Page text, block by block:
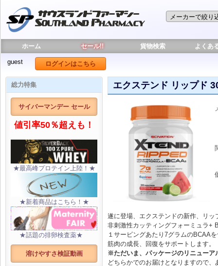
ホーム セール!! 貨物検索 よくあ
guest ログインはこちら
総力特集
サイバーマンデー セール
値引率50％超えも！
★最高峰プロテイン上陸！★
★新着商品はこちら！★
★話題の排卵検査薬★
溶けやすさ検証動画
エクステンド リップド
遂に登場、エクステンドの新作、リッ
非刺激性カッティングフォーミュラ+
１サービングあたり7グラムのBCAA
筋肉の成長、回復をサポートします。
※ただいま、パッケージのリニューア
どちらかでのお届けとなりますので